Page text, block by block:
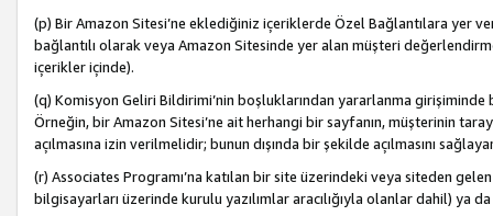
(p) Bir Amazon Sitesi’ne eklediğiniz içeriklerde Özel Bağlantılara yer
bağlantılı olarak veya Amazon Sitesinde yer alan müşteri
içerikler içinde).
(q) Komisyon Geliri Bildirimi’nin boşluklarından yararlanma
Örneğin, bir Amazon Sitesi’ne ait herhangi bir sayfanın, müşterinin
açılmasına izin verilmelidir; bunun dışında bir şekilde açılmasını
(r) Associates Programı’na katılan bir site üzerindeki veya siteden
bilgisayarları üzerinde kurulu yazılımlar aracılığıyla olanlar dahil) ya